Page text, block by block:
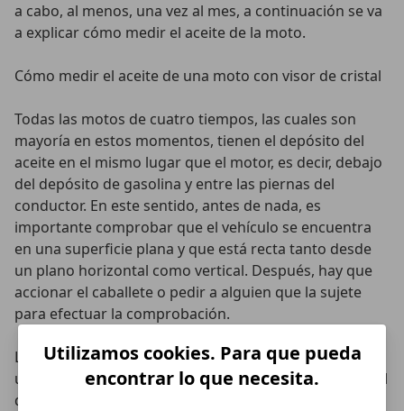
Utilizamos cookies. Para que pueda
encontrar lo que necesita.
a cabo, al menos, una vez al mes, a continuación se va
a explicar cómo medir el aceite de la moto.
Cómo medir el aceite de una moto con visor de cristal
Todas las motos de cuatro tiempos, las cuales son
mayoría en estos momentos, tienen el depósito del
aceite en el mismo lugar que el motor, es decir, debajo
del depósito de gasolina y entre las piernas del
conductor. En este sentido, antes de nada, es
importante comprobar que el vehículo se encuentra
en una superficie plana y que está recta tanto desde
un plano horizontal como vertical. Después, hay que
accionar el caballete o pedir a alguien que la sujete
para efectuar la comprobación.
La mayoría de los motores actuales incorporan, en
uno de sus laterales, un pequeño visor de cristal por el
que se puede comprobar el nivel de aceite que hay en